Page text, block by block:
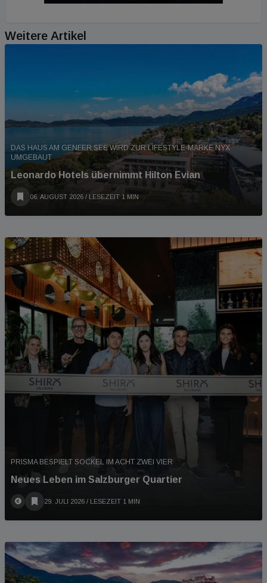
Weitere Artikel
DAS HAUS AM GENFER SEE WIRD ZUR LIFESTYLE-MARKE NYX
UMGEBAUT
Leonardo Hotels übernimmt Hilton Evian
06. AUGUST 2026 / LESEZEIT 1 MIN
PRISMA BESPIELT SOCKEL IM ACHT ZWEI VIER
Neues Leben im Salzburger Quartier
29. JULI 2026 / LESEZEIT 1 MIN